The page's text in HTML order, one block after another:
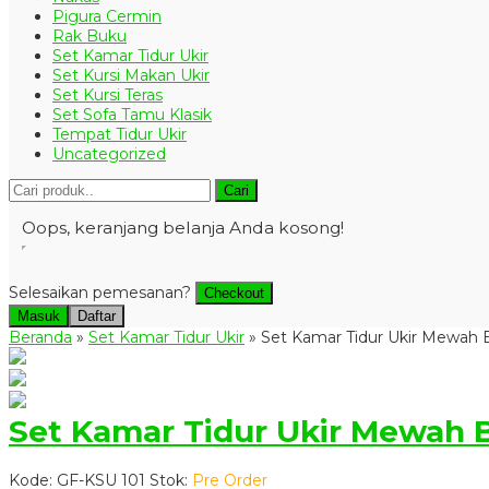
Pigura Cermin
Rak Buku
Set Kamar Tidur Ukir
Set Kursi Makan Ukir
Set Kursi Teras
Set Sofa Tamu Klasik
Tempat Tidur Ukir
Uncategorized
Cari
Oops, keranjang belanja Anda kosong!
Selesaikan pemesanan?
Checkout
Masuk
Daftar
Beranda » Set Kamar Tidur Ukir » Set Kamar Tidur Ukir Mewah
Set Kamar Tidur Ukir Mewah
Kode: GF-KSU 101 Stok: Pre Order